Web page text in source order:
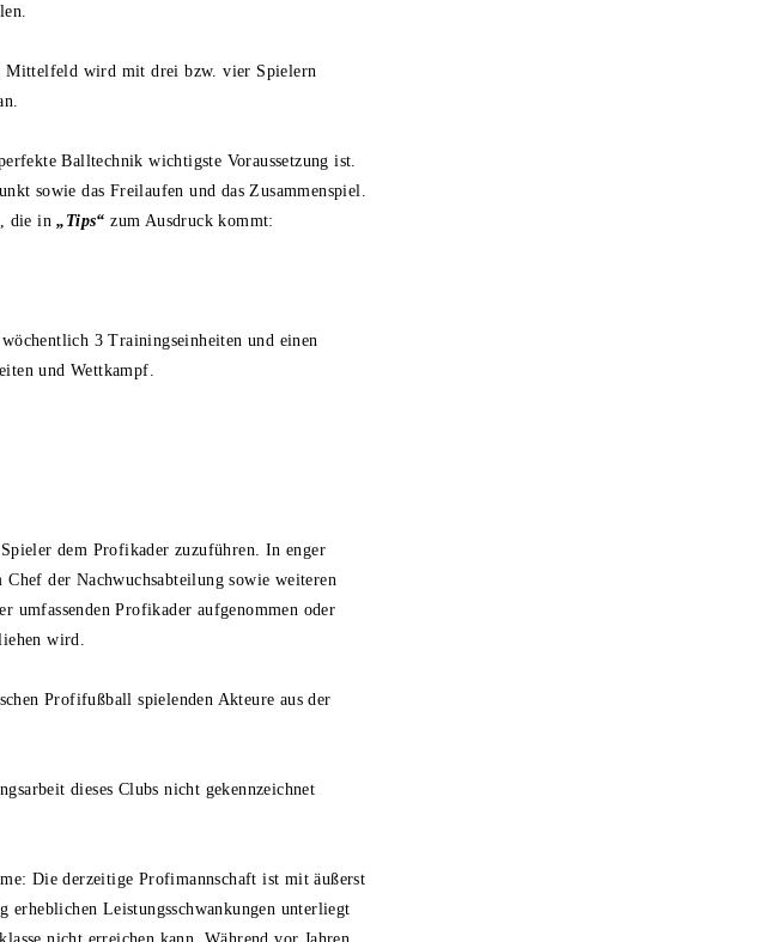
Mittelfeld wird mit drei bzw. vier Spielern
Balltechnik wichtigste Voraussetzung ist.
sowie das Freilaufen und das Zusammenspiel.
die in„Tips“ zum Ausdruck kommt:
3 Trainingseinheiten und einen
und Wettkampf.
dem Profikader zuzuführen. In enger
der Nachwuchsabteilung sowie weiteren
umfassenden Profikader aufgenommen oder
wird.
Profifußball spielenden Akteure aus der
dieses Clubs nicht gekennzeichnet
Die derzeitige Profimannschaft ist mit äußerst
erheblichen Leistungsschwankungen unterliegt